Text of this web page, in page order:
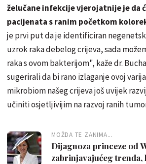
želučane infekcije vjerojatnije je da
pacijenata s ranim početkom
je prvi put da je identificiran
uzrok raka debelog crijeva, sada
raka s ovom bakterijom", kaže dr.
sugerirali da bi rano izlaganje ovoj
mikrobiom našeg crijeva još uvijek
učiniti osjetljivijim na razvoj ranih
MOŽDA TE ZANIMA...
Dijagnoza princeze od
zabrinjavajućeg trenda,